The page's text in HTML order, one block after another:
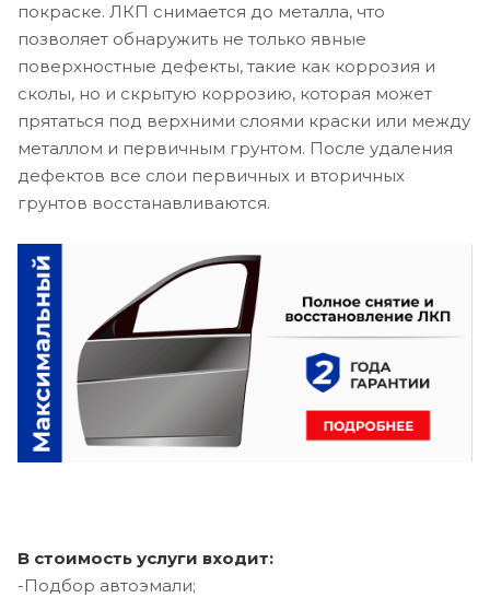
покраске. ЛКП снимается до металла, что
позволяет обнаружить не только явные
поверхностные дефекты, такие как коррозия и
сколы, но и скрытую коррозию, которая может
прятаться под верхними слоями краски или между
металлом и первичным грунтом. После удаления
дефектов все слои первичных и вторичных
грунтов восстанавливаются.
В стоимость услуги входит:
-Подбор автоэмали;